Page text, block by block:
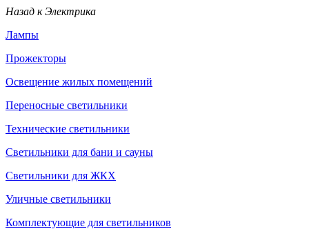
Назад к Электрика
Лампы
Прожекторы
Освещение жилых помещений
Переносные светильники
Технические светильники
Светильники для бани и сауны
Светильники для ЖКХ
Уличные светильники
Комплектующие для светильников